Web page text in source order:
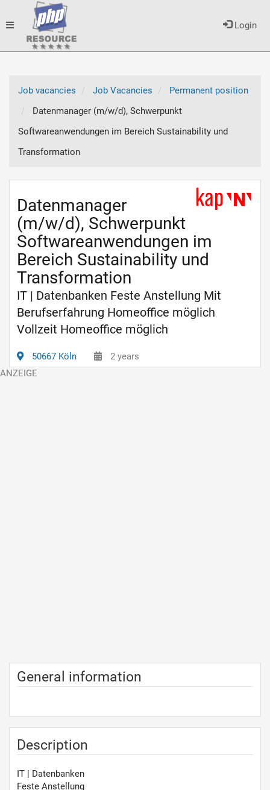
Login
Toggle
Job vacancies
Job Vacancies
Permanent position
Datenmanager (m/w/d), Schwerpunkt
Softwareanwendungen im Bereich Sustainability und
Transformation
Datenmanager
(m/w/d), Schwerpunkt
Softwareanwendungen im
Bereich Sustainability und
Transformation
IT | Datenbanken Feste Anstellung Mit
Berufserfahrung Homeoffice möglich
Vollzeit Homeoffice möglich
50667 Köln 2 years
General information
Description
IT | Datenbanken
Feste Anstellung